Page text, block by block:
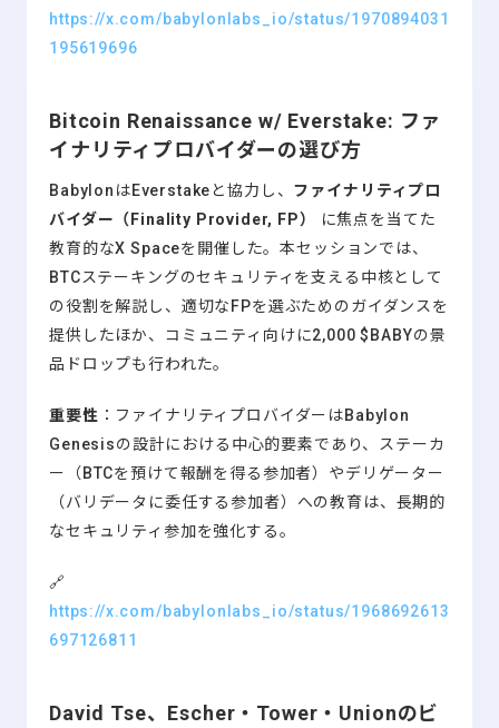
https://x.com/babylonlabs_io/status/1970894031
195619696
Bitcoin Renaissance w/ Everstake: ファ
イナリティプロバイダーの選び方
BabylonはEverstakeと協力し、 ファイナリティプロ
バイダー（Finality Provider, FP）
に焦点を当てた
教育的なX Spaceを開催した。本セッションでは、
BTCステーキングのセキュリティを支える中核として
の役割を解説し、適切なFPを選ぶためのガイダンスを
提供したほか、コミュニティ向けに2,000 $BABYの景
品ドロップも行われた。
重要性 ：ファイナリティプロバイダーはBabylon
Genesisの設計における中心的要素であり、ステーカ
ー（BTCを預けて報酬を得る参加者）やデリゲーター
（バリデータに委任する参加者）への教育は、長期的
なセキュリティ参加を強化する。
🔗
https://x.com/babylonlabs_io/status/1968692613
697126811
David Tse、Escher・Tower・Unionのビ